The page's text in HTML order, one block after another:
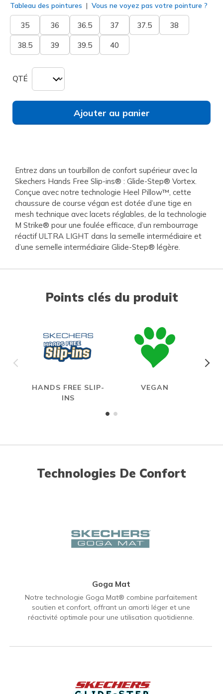
Tableau des pointures Vous ne voyez pas votre pointure ?
35 36 36.5 37 37.5 38
38.5 39 39.5 40
QTÉ
Ajouter au panier
Entrez dans un tourbillon de confort supérieur avec la
Skechers Hands Free Slip-ins® : Glide-Step® Vortex.
Conçue avec notre technologie Heel Pillow™, cette
chaussure de course végan est dotée d’une tige en
mesh technique avec lacets réglables, de la technologie
M Strike® pour une foulée efficace, d’un rembourrage
réactif ULTRA LIGHT dans la semelle intermédiaire et
d’une semelle intermédiaire Glide-Step® légère.
Points clés du produit
HANDS FREE SLIP-
INS
VEGAN
Technologies De Confort
Goga Mat
Notre technologie Goga Mat® combine parfaitement
soutien et confort, offrant un amorti léger et une
réactivité optimale pour une utilisation quotidienne.